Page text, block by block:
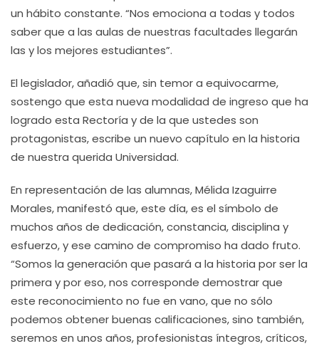
un hábito constante. “Nos emociona a todas y todos
saber que a las aulas de nuestras facultades llegarán
las y los mejores estudiantes”.
El legislador, añadió que, sin temor a equivocarme,
sostengo que esta nueva modalidad de ingreso que ha
logrado esta Rectoría y de la que ustedes son
protagonistas, escribe un nuevo capítulo en la historia
de nuestra querida Universidad.
En representación de las alumnas, Mélida Izaguirre
Morales, manifestó que, este día, es el símbolo de
muchos años de dedicación, constancia, disciplina y
esfuerzo, y ese camino de compromiso ha dado fruto.
“Somos la generación que pasará a la historia por ser la
primera y por eso, nos corresponde demostrar que
este reconocimiento no fue en vano, que no sólo
podemos obtener buenas calificaciones, sino también,
seremos en unos años, profesionistas íntegros, críticos,